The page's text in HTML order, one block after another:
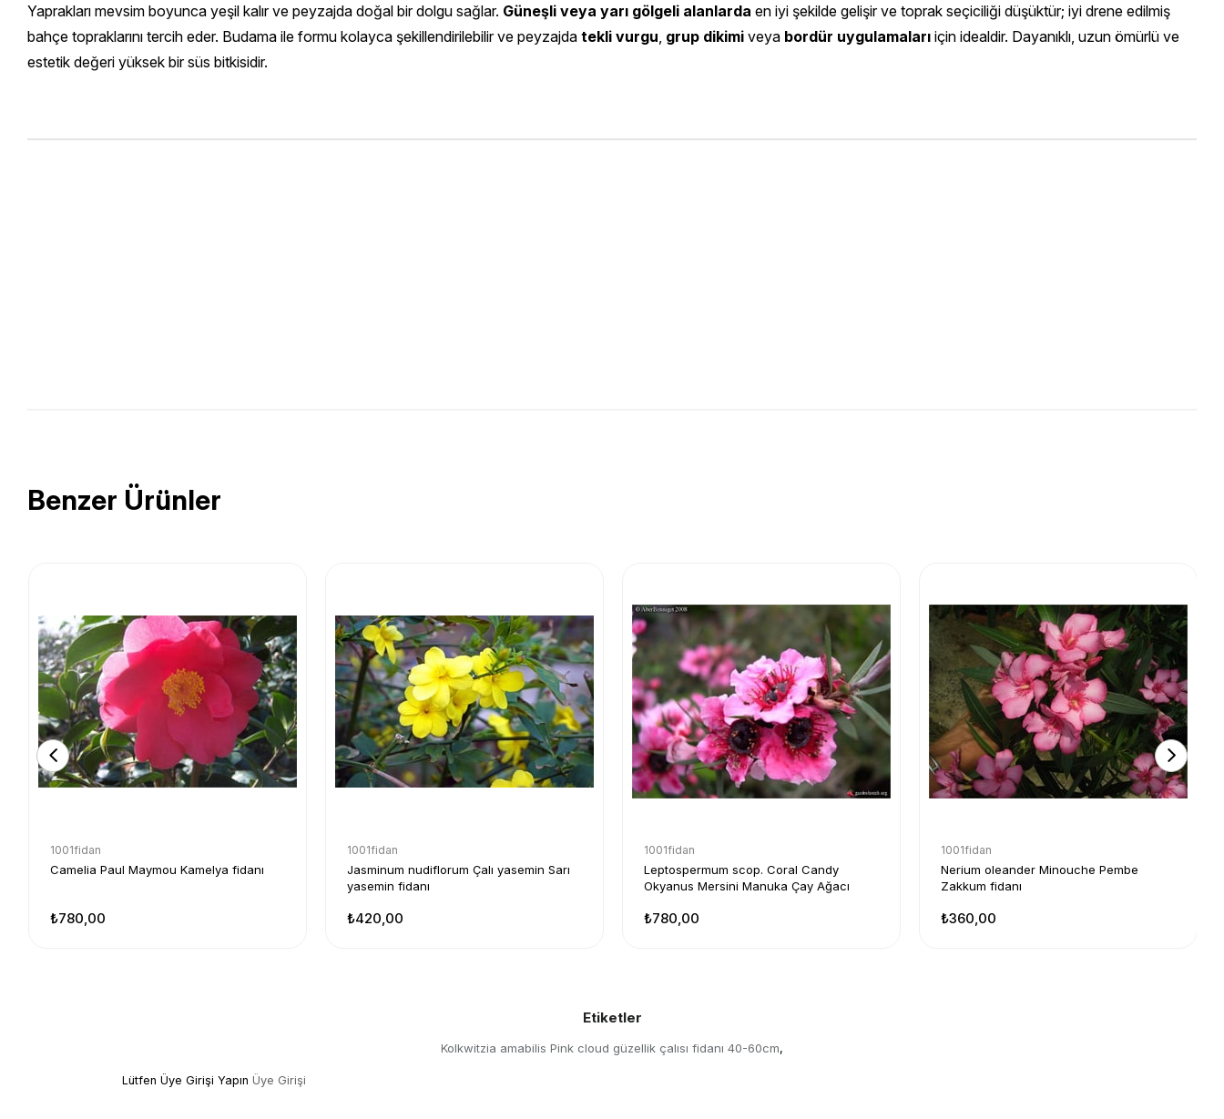
Yaprakları mevsim boyunca yeşil kalır ve peyzajda doğal bir dolgu sağlar. Güneşli veya yarı gölgeli alanlarda en iyi şekilde gelişir ve toprak seçiciliği düşüktür; iyi drene edilmiş
bahçe topraklarını tercih eder. Budama ile formu kolayca şekillendirilebilir ve peyzajda tekli vurgu grup dikimi veya bordür uygulamaları için idealdir. Dayanıklı, uzun ömürlü ve
estetik değeri yüksek bir süs bitkisidir.
Benzer Ürünler
1001fidan
Camelia Paul Maymou Kamelya fidanı
₺780,00
1001fidan
Jasminum nudiflorum Çalı yasemin Sarı
yasemin fidanı
₺420,00
1001fidan
Leptospermum scop. Coral Candy
Okyanus Mersini Manuka Çay Ağacı
₺780,00
1001fidan
Nerium oleander Minouche Pembe
Zakkum fidanı
₺360,00
Etiketler
Kolkwitzia amabilis Pink cloud güzellik çalısı fidanı 40-60cm,
Lütfen Üye Girişi Yapın Üye Girişi